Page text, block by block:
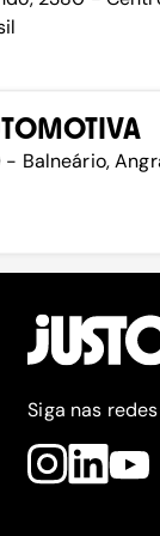
- Balneário,
Siga nas